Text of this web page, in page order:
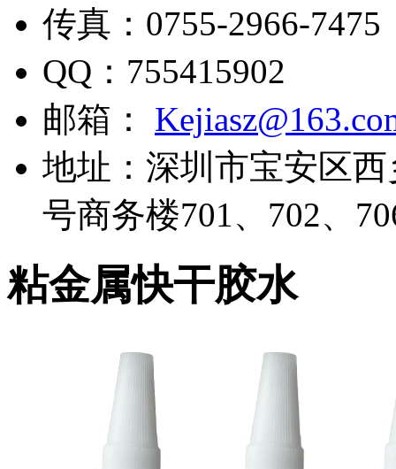
传真： 0755-2966-7475
QQ： 755415902
邮箱：
地址： 深圳市宝安区
号商务楼701、702、
粘金属快干胶水